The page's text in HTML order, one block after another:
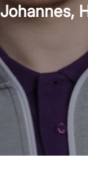
Johannes,